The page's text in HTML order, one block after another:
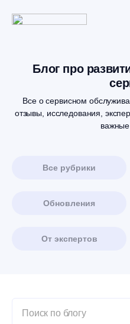
Блог про
Все о сервисном
отзывы, исследования,
Все рубрики
Обновления
От экспертов